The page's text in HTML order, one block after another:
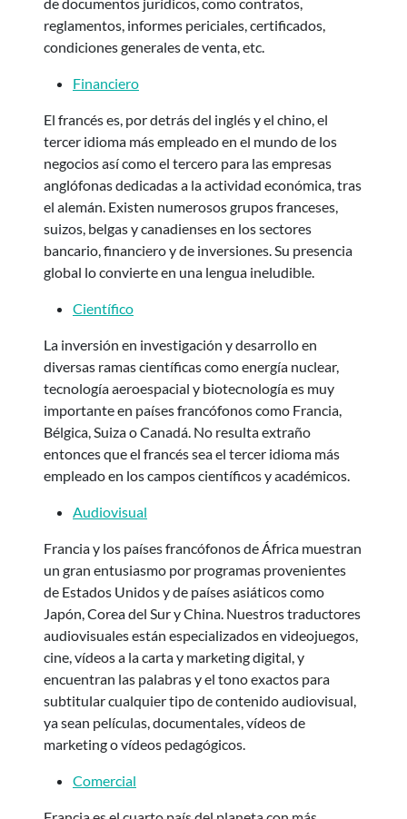
reglamentos, informes periciales, certificados,
condiciones generales de venta, etc.
Financiero
El francés es, por detrás del inglés y el chino, el
tercer idioma más empleado en el mundo de los
negocios así como el tercero para las empresas
anglófonas dedicadas a la actividad económica, tras
el alemán. Existen numerosos grupos franceses,
suizos, belgas y canadienses en los sectores
bancario, financiero y de inversiones. Su presencia
global lo convierte en una lengua ineludible.
Científico
La inversión en investigación y desarrollo en
diversas ramas científicas como energía nuclear,
tecnología aeroespacial y biotecnología es muy
importante en países francófonos como Francia,
Bélgica, Suiza o Canadá. No resulta extraño
entonces que el francés sea el tercer idioma más
empleado en los campos científicos y académicos.
Audiovisual
Francia y los países francófonos de África muestran
un gran entusiasmo por programas provenientes
de Estados Unidos y de países asiáticos como
Japón, Corea del Sur y China. Nuestros traductores
audiovisuales están especializados en videojuegos,
cine, vídeos a la carta y marketing digital, y
encuentran las palabras y el tono exactos para
subtitular cualquier tipo de contenido audiovisual,
ya sean películas, documentales, vídeos de
marketing o vídeos pedagógicos.
Comercial